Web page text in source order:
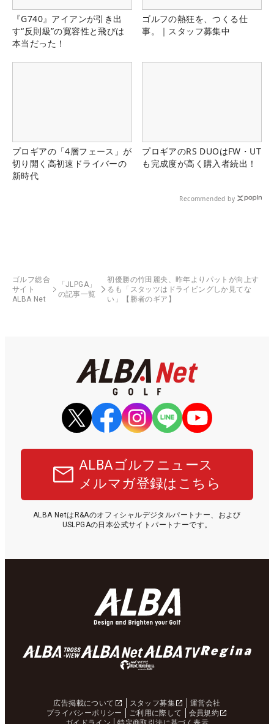
『G740』アイアンが引き出
す“反則級”の寛容性と飛びは
本当だった！
ゴルフの熱狂を、つくる仕
事。｜スタッフ募集中
プロギアの「4層フェース」が
切り開く高初速ドライバーの
新時代
プロギアのRS DUOはFW・UT
も完成度が高く購入者続出！
Recommended by
ゴルフ総合
サイト
ALBA Net
「JLPGA」
の記事一覧
初優勝の竹田麗央、昨年よりパットが向上す
るも「スタッツはドライビングしか見てな
い」【勝者のギア】
ALBAゴルフニュース
メルマガ登録はこちら
ALBA NetはR&Aのオフィシャルデジタルパートナー、および
USLPGAの日本公式サイトパートナーです。
広告掲載について スタッフ募集
運営会社
プライバシーポリシー
ご利用に際して
会員規約